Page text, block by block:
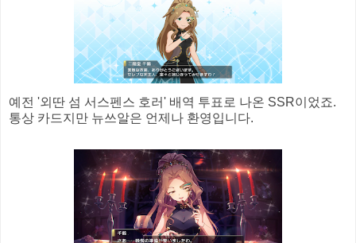
예전 '외딴 섬 서스펜스 호러' 배역 투표로 나온 SSR이었죠.
통상 카드지만 뉴쓰알은 언제나 환영입니다.